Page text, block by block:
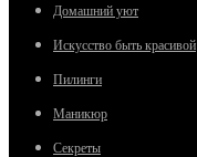
Домашний уют
Искусство быть красивой
Пилинги
Маникюр
Секреты